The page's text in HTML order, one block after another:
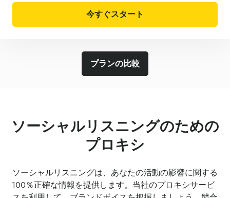
今すぐスタート
プランの比較
ソーシャルリスニングのための
プロキシ
ソーシャルリスニングは、あなたの活動の影響に関する
100％正確な情報を提供します。当社のプロキシサービ